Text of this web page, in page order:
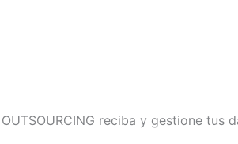
reciba y gestione tus